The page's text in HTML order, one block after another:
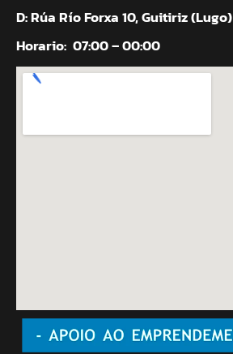
D: Rúa Río Forxa 10, Guitiriz (Lugo)
Horario: 07:00 – 00:00